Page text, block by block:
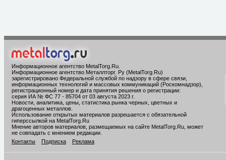
Информационное агентство MetalTorg.Ru
Информационное агентство Металлторг. Ру (MetalTorg.Ru)
зарегистрировано Федеральной службой по надзору в сфере связи,
информационных технологий и массовых коммуникаций (Роскомнадзор),
регистрационный номер и дата принятия решения о регистрации:
серия ИА № ФС 77 - 85704 от 03 августа 2023 г.
Новости, аналитика, цены, статистика рынка черных, цветных и
драгоценных металлов.
Использование открытых материалов разрешается с обязательной
гиперссылкой на MetalTorg.Ru
Мнение авторов материалов, размещаемых на сайте MetalTorg.Ru, может
не совпадать с мнением редакции.
Контакты
Подписка Реклама